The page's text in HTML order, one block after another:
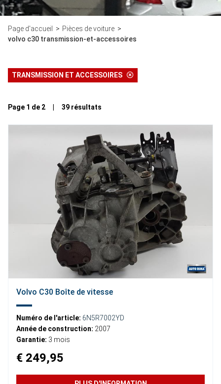
Page d'accueil
Pièces de voiture
volvo c30 transmission-et-accessoires
TRANSMISSION ET ACCESSOIRES
Page 1 de 2 | 39 résultats
Volvo C30 Boîte de vitesse
Numéro de l'article: 6N5R7002YD
Année de construction: 2007
Garantie: 3 mois
€ 249,95